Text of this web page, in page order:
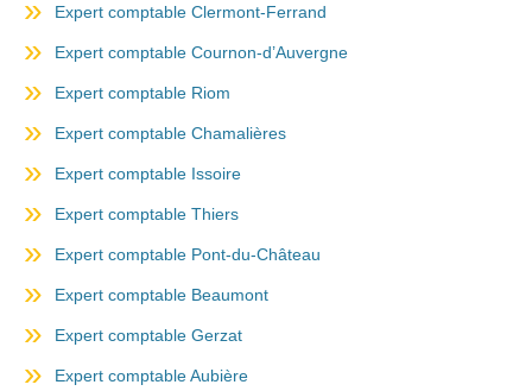
Expert comptable Clermont-Ferrand
Expert comptable Cournon-d’Auvergne
Expert comptable Riom
Expert comptable Chamalières
Expert comptable Issoire
Expert comptable Thiers
Expert comptable Pont-du-Château
Expert comptable Beaumont
Expert comptable Gerzat
Expert comptable Aubière